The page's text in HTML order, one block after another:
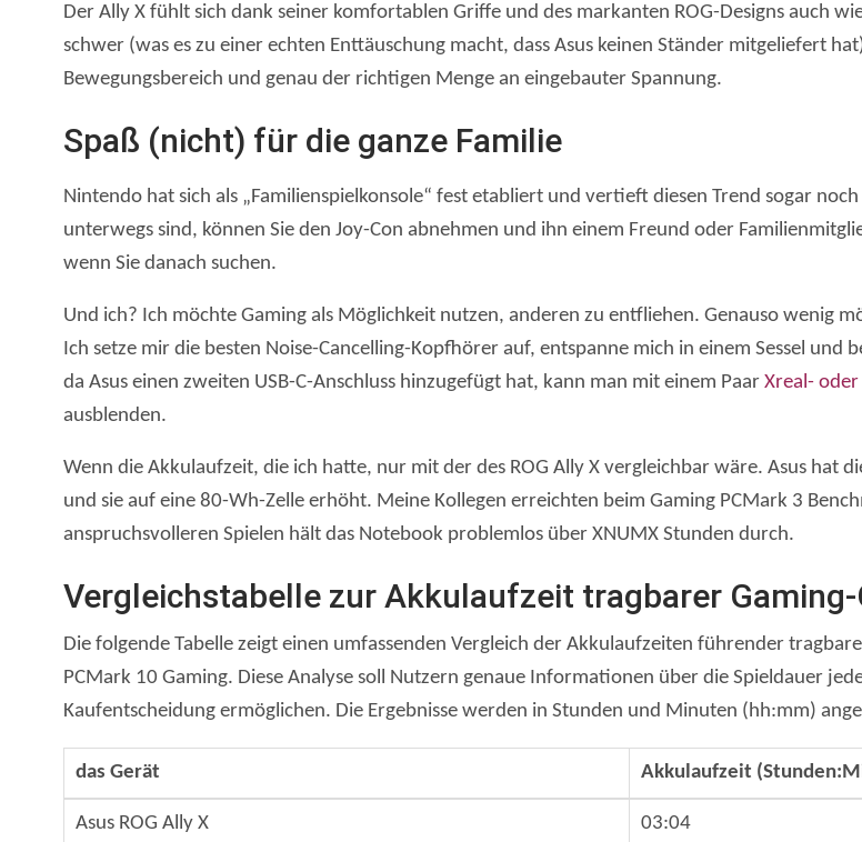
Der Ally X fühlt sich dank seiner komfortablen Griffe und des markanten ROG-Designs auch
schwer (was es zu einer echten Enttäuschung macht, dass Asus keinen Ständer mitgeliefert
Bewegungsbereich und genau der richtigen Menge an eingebauter Spannung.
Spaß (nicht) für die ganze Familie
Nintendo hat sich als „Familienspielkonsole“ fest etabliert und vertieft diesen Trend sogar
unterwegs sind, können Sie den Joy-Con abnehmen und ihn einem Freund oder
wenn Sie danach suchen.
Und ich? Ich möchte Gaming als Möglichkeit nutzen, anderen zu entfliehen. Genauso wenig
Ich setze mir die besten Noise-Cancelling-Kopfhörer auf, entspanne mich in einem Sessel
da Asus einen zweiten USB-C-Anschluss hinzugefügt hat, kann man mit einem Paar Xreal-
ausblenden.
Wenn die Akkulaufzeit, die ich hatte, nur mit der des ROG Ally X vergleichbar wäre. Asus hat
und sie auf eine 80-Wh-Zelle erhöht. Meine Kollegen erreichten beim Gaming PCMark 3
anspruchsvolleren Spielen hält das Notebook problemlos über XNUMX Stunden durch.
Vergleichstabelle zur Akkulaufzeit tragbarer
Die folgende Tabelle zeigt einen umfassenden Vergleich der Akkulaufzeiten führender
PCMark 10 Gaming. Diese Analyse soll Nutzern genaue Informationen über die Spieldauer
Kaufentscheidung ermöglichen. Die Ergebnisse werden in Stunden und Minuten (hh:mm)
das Gerät Akkulaufzeit
Asus ROG Ally X 03:04